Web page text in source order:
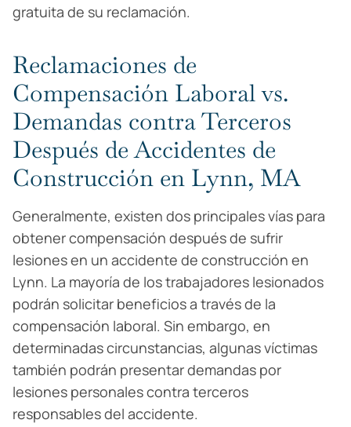
gratuita de su reclamación.
Reclamaciones de
Compensación Laboral vs.
Demandas contra Terceros
Después de Accidentes de
Construcción en Lynn, MA
Generalmente, existen dos principales vías para
obtener compensación después de sufrir
lesiones en un accidente de construcción en
Lynn. La mayoría de los trabajadores lesionados
podrán solicitar beneficios a través de la
compensación laboral. Sin embargo, en
determinadas circunstancias, algunas víctimas
también podrán presentar demandas por
lesiones personales contra terceros
responsables del accidente.